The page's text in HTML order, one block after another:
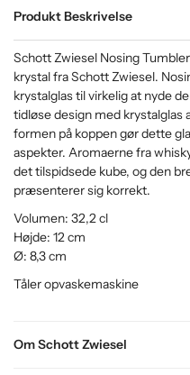
Produkt Beskrivelse
Om Schott Zwiesel
Schott Zwiesel Nosing
krystal fra Schott Zwiesel.
krystalglas til virkelig at nyde
tidløse design med krystalglas
formen på koppen gør dette
aspekter. Aromaerne fra
det tilspidsede kube, og den
præsenterer sig korrekt.
Volumen: 32,2 cl
Højde: 12 cm
Ø: 8,3 cm
Tåler opvaskemaskine